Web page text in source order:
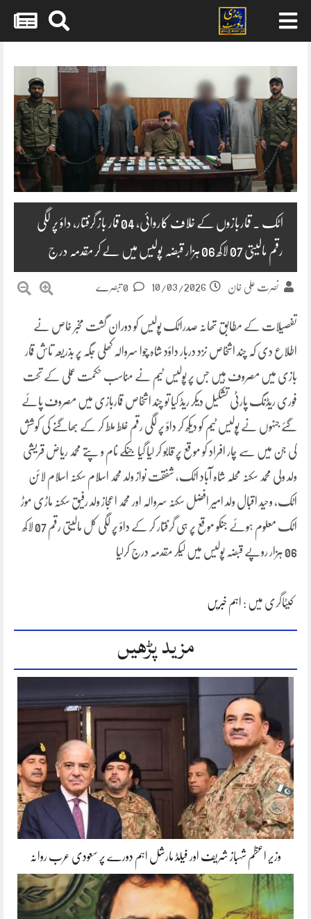
content
اٹک ۔ قماربازوں کے خلاف کاروائی، 04 قمار باز گرفتار، داؤ پر لگی
رقم مالیتی 07 لاکھ 06 ہزار قبضہ پولیس میں لے کر مقدمہ درج
نصرت علی خان 10/03/2026
تفصیلات کے مطابق تھانہ صدراٹک پولیس کو دوران گشت مخبر خاص نے
اطلاع دی کہ چند اشخاص نزد دربار داؤد شاہ چوا سروالہ کھلی جگہ پر بذریعہ تاش قمار
بازی میں مصروف ہیں جس پر پولیس ٹیم نے مناسب حکمت عملی کے تحت
فوری ریڈنگ پارٹی تشکیل دیکر ریڈ کیا تو چند اشخاص قماربازی میں مصروف پائے
گئے جنہوں نے پولیس ٹیم کو دیکھ کر داؤ پر لگی رقم غلط ملط کر کے بھاگنے کی کوشش
کی جن میں سے چار افراد کو موقع پر قابو کر لیا گیا جنکے نام و پتے محمد ریاض قریشی
ولد ولی محمد سکنہ محلہ شاہ آباد اٹک، شفقت نواز ولد محمد اسلام سکنہ اسلام لائن
اٹک، وحید اقبال ولد امیر افضل سکنہ سروالہ اور محمد اعجاز ولد رفیق سکنہ ماڑی موڑ
اٹک معلوم ہوئے جنکو موقع پر ہی گرفتار کر کے داؤ پر لگی کل مالیتی رقم 07 لاکھ
06 ہزار روپے قبضہ پولیس میں لیکر مقدمہ درج کرلیا
کیٹاگری میں : اہم خبریں
مزید پڑھیں
وزیر اعظم شہباز شریف اور فیلڈ مارشل اہم دورے پر سعودی عرب روانہ